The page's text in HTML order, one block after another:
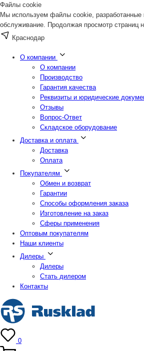
Файлы cookie
Мы используем файлы cookie, разработанные
обслуживание. Продолжая просмотр страниц
Краснодар
О компании
О компании
Производство
Гарантия качества
Реквизиты и юридические
Отзывы
Вопрос-Ответ
Складское оборудование
Доставка и оплата
Доставка
Оплата
Покупателям
Обмен и возврат
Гарантии
Способы оформления заказа
Изготовление на заказ
Сферы применения
Оптовым покупателям
Наши клиенты
Дилеры
Дилеры
Стать дилером
Контакты
0